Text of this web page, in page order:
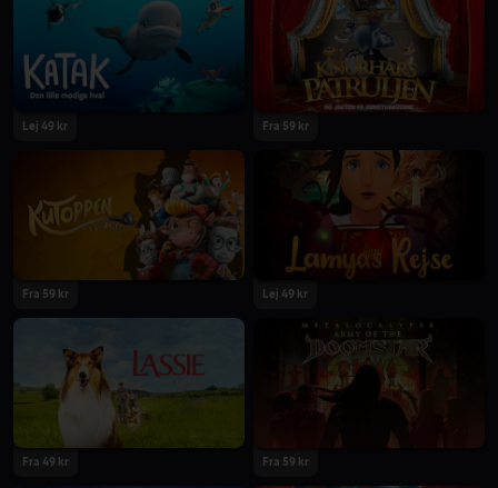
2023
2023
Lej 49 kr Fra 59 kr
2023
Fra 59 kr
2023
Lej 49 kr
Fra 49 kr Fra 59 kr